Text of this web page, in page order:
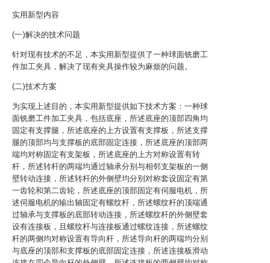
实用新型内容
(一)解决的技术问题
针对现有技术的不足，本实用新型提供了一种球面铣磨工
件加工夹具，解决了现有夹具操作较为麻烦的问题。
(二)技术方案
为实现上述目的，本实用新型提供如下技术方案：一种球
面铣磨工件加工夹具，包括底座，所述底座的顶部四角均
固定有支撑腿，所述底座的上方设置有支撑板，所述支撑
腿的顶部均与支撑板的底部固定连接，所述底座的顶部两
端均对称固定有支架板，所述底座的上方对称设置有转
杆，所述转杆的两端均通过轴承分别与相邻支架板的一侧
壁转动连接，所述转杆的外侧壁均分别对称套设固定有第
一齿轮和第二齿轮，所述底座的顶部固定有伺服电机，所
述伺服电机的输出轴固定有螺纹杆，所述螺纹杆的顶端通
过轴承与支撑板的底部转动连接，所述螺纹杆的外侧壁套
设有连接板，且螺纹杆与连接板通过螺纹连接，所述螺纹
杆的两侧均对称设置有导向杆，所述导向杆的两端均分别
与底座的顶部和支撑板的底部固定连接，所述连接板滑动